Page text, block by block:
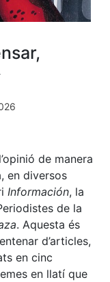
de manera
en diversos
Información, la
de la
. Aquesta és
d’articles,
en cinc
en llatí que